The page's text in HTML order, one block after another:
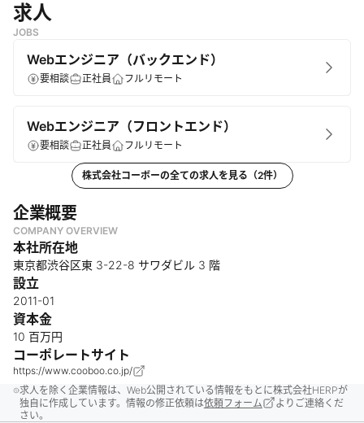
求人
JOBS
Webエンジニア（バックエンド）
要相談 正社員 フルリモート
Webエンジニア（フロントエンド）
要相談 正社員 フルリモート
株式会社コーボーの全ての求人を見る（2件）
企業概要
COMPANY OVERVIEW
本社所在地
東京都渋谷区東 3-22-8 サワダビル 3 階
設立
2011-01
資本金
10 百万円
コーポレートサイト
https://www.cooboo.co.jp/
求人を除く企業情報は、Web公開されている情報をもとに株式会社HERPが
独自に作成しています。情報の修正依頼は依頼フォーム
よりご連絡くだ
さい。